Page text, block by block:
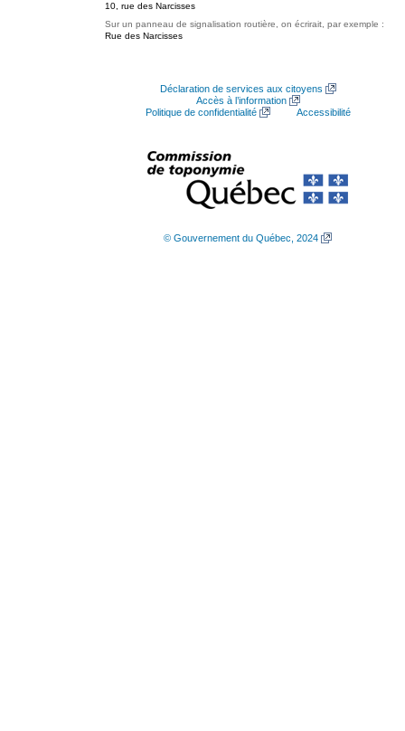
10, rue des Narcisses
Sur un panneau de signalisation routière, on écrirait, par exemple :
Rue des Narcisses
Déclaration de services aux citoyens
Accès à l’information
Politique de confidentialité
Accessibilité
© Gouvernement du Québec, 2024